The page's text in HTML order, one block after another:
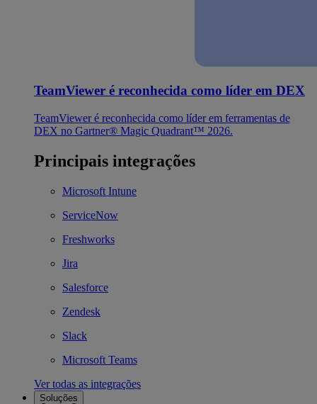
TeamViewer é reconhecida como líder em DEX
TeamViewer é reconhecida como líder em ferramentas de
DEX no Gartner® Magic Quadrant™ 2026.
Principais integrações
Microsoft Intune
ServiceNow
Freshworks
Jira
Salesforce
Zendesk
Slack
Microsoft Teams
Ver todas as integrações
Soluções